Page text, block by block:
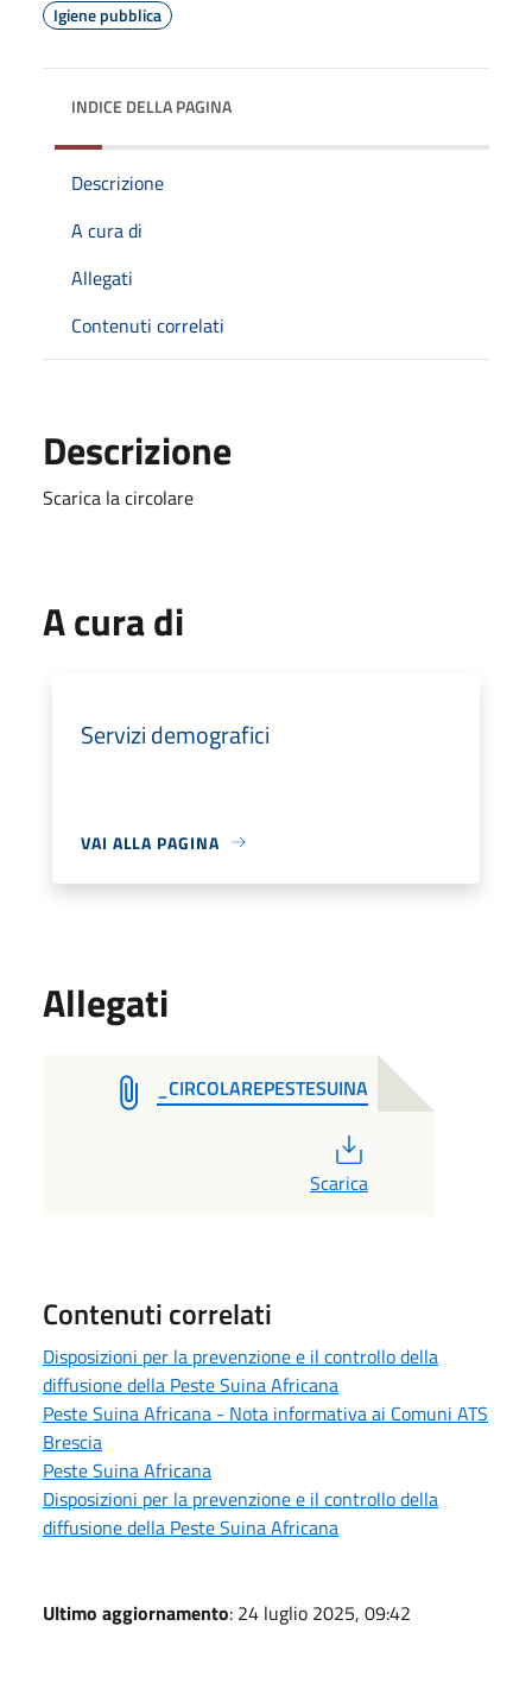
Igiene pubblica
INDICE DELLA PAGINA
Descrizione
A cura di
Allegati
Contenuti correlati
Descrizione
Scarica la circolare
A cura di
Servizi demografici
VAI ALLA PAGINA
Allegati
_CIRCOLAREPESTESUINA
Scarica
Contenuti correlati
Disposizioni per la prevenzione e il controllo della
diffusione della Peste Suina Africana
Peste Suina Africana - Nota informativa ai Comuni ATS
Brescia
Peste Suina Africana
Disposizioni per la prevenzione e il controllo della
diffusione della Peste Suina Africana
Ultimo aggiornamento: 24 luglio 2025, 09:42